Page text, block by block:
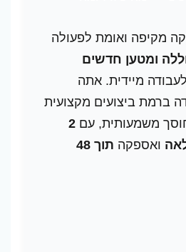
מקיפה ואומת לפעולה
ומטען חדשים
מיידית. אתה
ברמת ביצועים מקצועית
משמעותית, עם 2
ואספקה
תוך 48